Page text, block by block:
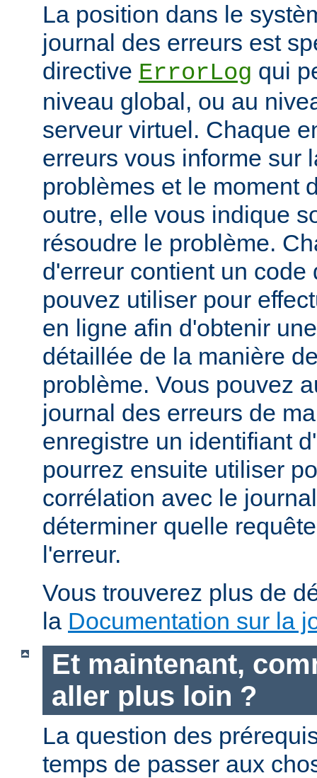
La position dans le
journal des erreurs est
directive ErrorLog qui
niveau global, ou au
serveur virtuel. Chaque
erreurs vous informe sur
problèmes et le moment
outre, elle vous indique
résoudre le problème.
d'erreur contient un code
pouvez utiliser pour
en ligne afin d'obtenir
détaillée de la manière
problème. Vous pouvez
journal des erreurs de
enregistre un identifiant
pourrez ensuite utiliser
corrélation avec le
déterminer quelle
l'erreur.
Vous trouverez plus de
la Documentation sur la
Et maintenant,
aller plus loin ?
La question des
temps de passer aux